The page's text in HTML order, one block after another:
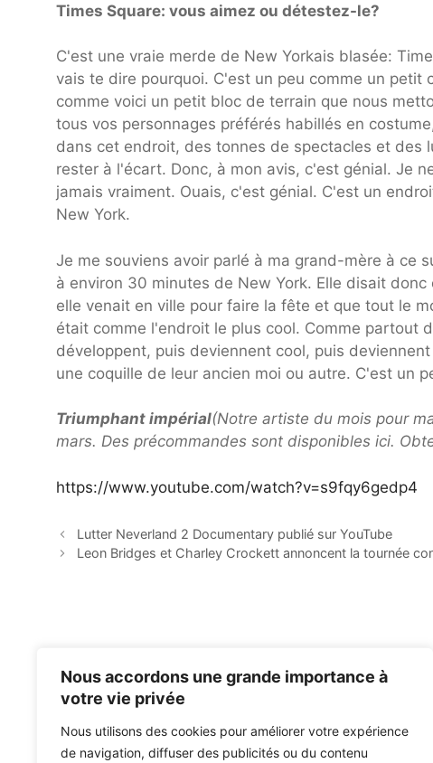
Nous accordons une grande importance à
votre vie privée
Nous utilisons des cookies pour améliorer votre expérience
de navigation, diffuser des publicités ou du contenu
Times Square: vous aimez ou détestez-le?
C'est une vraie merde de New Yorkais blasée:
vais te dire pourquoi. C'est un peu comme un
comme voici un petit bloc de terrain que nous
tous vos personnages préférés habillés en
dans cet endroit, des tonnes de spectacles et des
rester à l'écart. Donc, à mon avis, c'est génial. Je
jamais vraiment. Ouais, c'est génial. C'est un
New York.
Je me souviens avoir parlé à ma grand-mère à ce
à environ 30 minutes de New York. Elle disait
elle venait en ville pour faire la fête et que tout le
était comme l'endroit le plus cool. Comme partout
développent, puis deviennent cool, puis
une coquille de leur ancien moi ou autre. C'est un
Triumphant impérial(Notre artiste du mois pour
mars. Des précommandes sont disponibles ici.
https://www.youtube.com/watch?v=s9fqy6gedp4
Lutter Neverland 2 Documentary publié sur YouTube
Leon Bridges et Charley Crockett annoncent la tournée